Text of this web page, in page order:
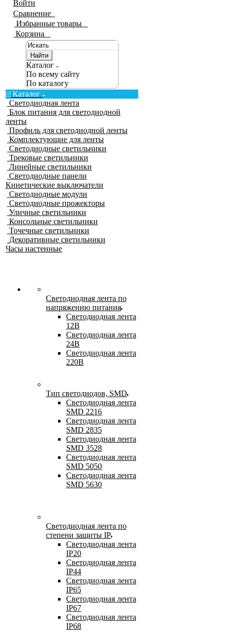
Войти
Сравнение
Избранные товары
Корзина
Найти
Каталог
По всему сайту
По каталогу
Каталог
Светодиодная лента
Блок питания для светодиодной
ленты
Профиль для светодиодной ленты
Комплектующие для ленты
Светодиодные светильники
Трековые светильники
Линейные светильники
Светодиодные панели
Кинетические выключатели
Светодиодные модули
Светодиодные прожекторы
Уличные светильники
Консольные светильники
Точечные светильники
Декоративные светильники
Часы настенные
Светодиодная лента по
напряжению питания
Светодиодная лента
12В
Светодиодная лента
24В
Светодиодная лента
220В
Тип светодиодов, SMD
Cветодиодная лента
SMD 2216
Светодиодная лента
SMD 2835
Светодиодная лента
SMD 3528
Светодиодная лента
SMD 5050
Светодиодная лента
SMD 5630
Светодиодная лента по
степени защиты IP
Светодиодная лента
IP20
Светодиодная лента
IP44
Светодиодная лента
IP65
Светодиодная лента
IP67
Светодиодная лента
IP68